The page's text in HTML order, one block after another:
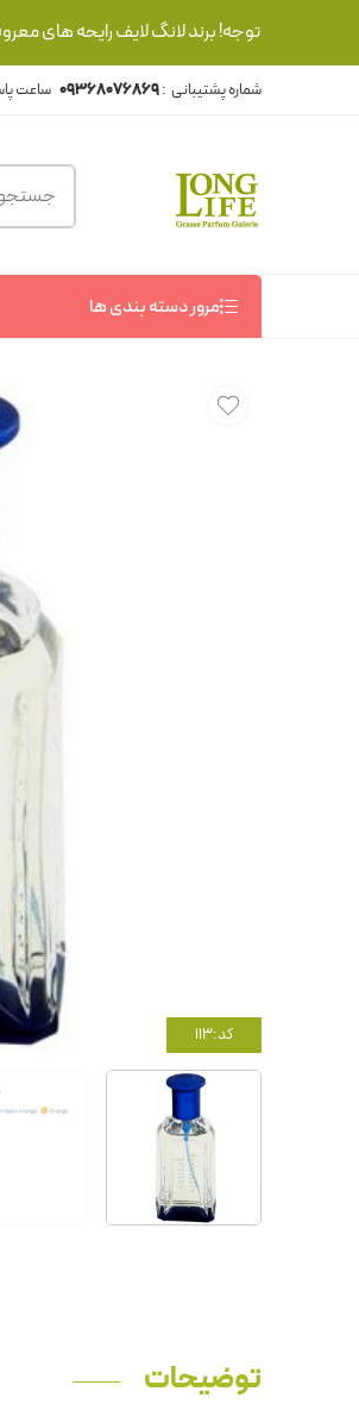
توجه! برند لانگ لایف رایحه های
شماره پشتیبانی :09368076869
مرور دسته بندی ها
کد:113
توضیحات